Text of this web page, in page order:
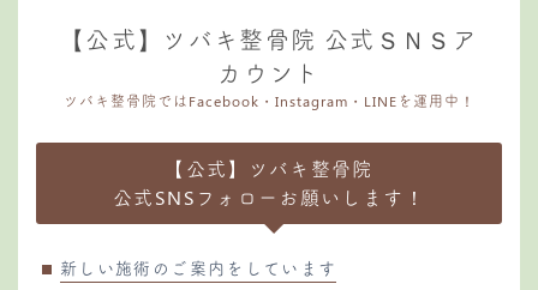
【公式】ツバキ整骨院 公式ＳＮＳア
カウント
ツバキ整骨院ではFacebook・Instagram・LINEを運用中！
【公式】ツバキ整骨院
公式SNSフォローお願いします！
新しい施術のご案内をしています